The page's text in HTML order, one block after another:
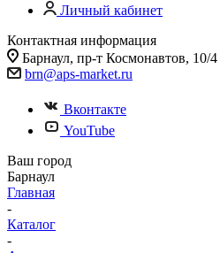
Личный кабинет
Контактная информация
Барнаул, пр-т Космонавтов, 10/4
brn@aps-market.ru
Вконтакте
YouTube
Ваш город
Барнаул
Главная
-
Каталог
-